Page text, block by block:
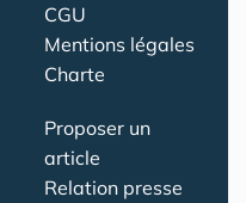
CGU
Mentions légales
Charte
Proposer un
article
Relation presse